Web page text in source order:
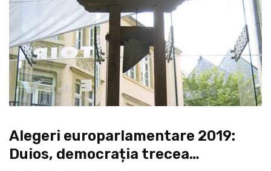
Alegeri europarlamentare 2019:
Duios, democrația trecea…